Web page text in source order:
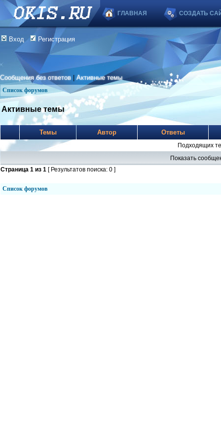
ГЛАВНАЯ СОЗДАТЬ
Вход Регистрация
Сообщения без ответов |Активные темы
Список форумов
Активные темы
Темы Автор Ответы
Подходящих
Показать
Страница 1 из 1 [ Результатов поиска: 0 ]
Список форумов